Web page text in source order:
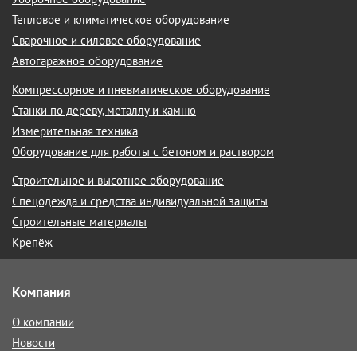
Тепловое и климатическое оборудование
Сварочное и силовое оборудование
Автогаражное оборудование
Компрессорное и пневматическое оборудование
Станки по дереву, металлу и камню
Измерительная техника
Оборудование для работы с бетоном и раствором
Строительное и высотное оборудование
Спецодежда и средства индивидуальной защиты
Строительные материалы
Крепёж
Компания
О компании
Новости